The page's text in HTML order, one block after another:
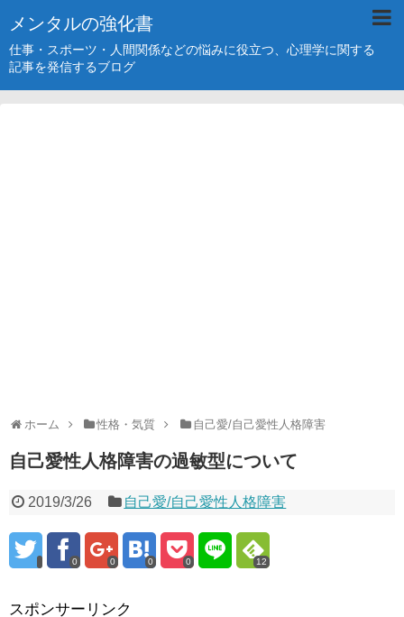
メンタルの強化書
仕事・スポーツ・人間関係などの悩みに役立つ、心理学に関する
記事を発信するブログ
ホーム 性格・気質 自己愛/自己愛性人格障害
自己愛性人格障害の過敏型について
2019/3/26 自己愛/自己愛性人格障害
0 0 0 0 12
スポンサーリンク